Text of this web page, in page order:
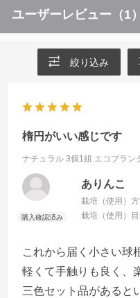
ユーザーレビュー （1）
絞り込み
楕円がいい感じです
ナチュラル 3個1組 エコプラン
ありんこ
栽培（使用）
栽培（使用）
これから届く小さい球
軽くて手触りも良く、
三色セット品があると